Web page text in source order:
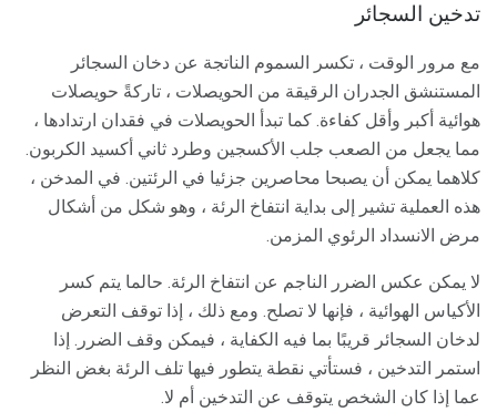
تدخين السجائر
مع مرور الوقت ، تكسر السموم الناتجة عن دخان السجائر
المستنشق الجدران الرقيقة من الحويصلات ، تاركةً حويصلات
هوائية أكبر وأقل كفاءة. كما تبدأ الحويصلات في فقدان ارتدادها ،
مما يجعل من الصعب جلب الأكسجين وطرد ثاني أكسيد الكربون.
كلاهما يمكن أن يصبحا محاصرين جزئيا في الرئتين. في المدخن ،
هذه العملية تشير إلى بداية انتفاخ الرئة ، وهو شكل من أشكال
مرض الانسداد الرئوي المزمن.
لا يمكن عكس الضرر الناجم عن انتفاخ الرئة. حالما يتم كسر
الأكياس الهوائية ، فإنها لا تصلح. ومع ذلك ، إذا توقف التعرض
لدخان السجائر قريبًا بما فيه الكفاية ، فيمكن وقف الضرر. إذا
استمر التدخين ، فستأتي نقطة يتطور فيها تلف الرئة بغض النظر
عما إذا كان الشخص يتوقف عن التدخين أم لا.